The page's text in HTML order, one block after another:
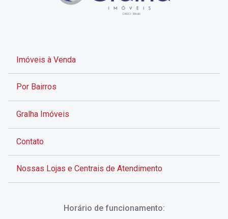
Imóveis à Venda
Por Bairros
Gralha Imóveis
Contato
Nossas Lojas e Centrais de Atendimento
Horário de funcionamento: